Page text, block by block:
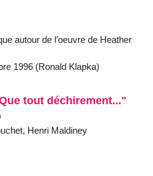
autour de l’oeuvre de Heather
1996 (Ronald Klapka)
tout déchirement..."
Henri Maldiney